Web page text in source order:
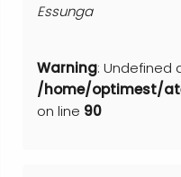
Essunga
Warning: Undefined
/home/optimest/
on line 90